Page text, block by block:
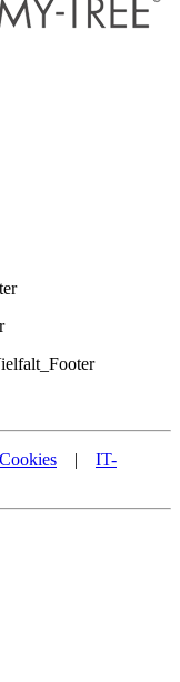
Cookies | IT-